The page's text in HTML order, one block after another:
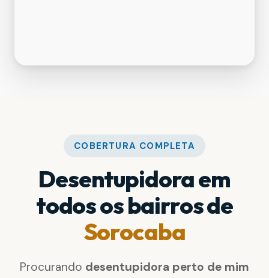
COBERTURA COMPLETA
Desentupidora em
todos os bairros de
Sorocaba
Procurando desentupidora perto de mim